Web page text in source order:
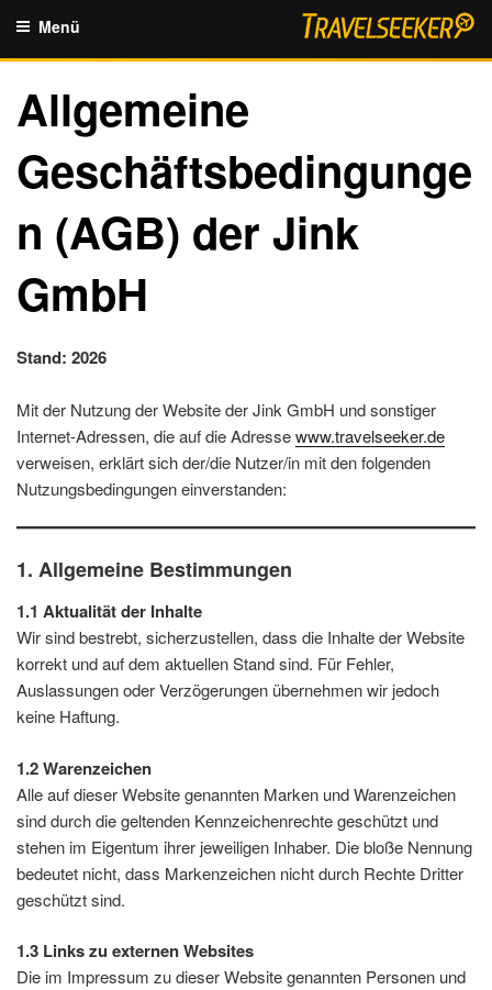
Inhalt
springen
Menü
Allgemeine
Geschäftsbedingunge
n (AGB) der Jink
GmbH
Stand: 2026
Mit der Nutzung der Website der Jink GmbH und sonstiger
Internet-Adressen, die auf die Adressewww.travelseeker.de
verweisen, erklärt sich der/die Nutzer/in mit den folgenden
Nutzungsbedingungen einverstanden:
1. Allgemeine Bestimmungen
1.1 Aktualität der Inhalte
Wir sind bestrebt, sicherzustellen, dass die Inhalte der Website
korrekt und auf dem aktuellen Stand sind. Für Fehler,
Auslassungen oder Verzögerungen übernehmen wir jedoch
keine Haftung.
1.2 Warenzeichen
Alle auf dieser Website genannten Marken und Warenzeichen
sind durch die geltenden Kennzeichenrechte geschützt und
stehen im Eigentum ihrer jeweiligen Inhaber. Die bloße Nennung
bedeutet nicht, dass Markenzeichen nicht durch Rechte Dritter
geschützt sind.
1.3 Links zu externen Websites
Die im Impressum zu dieser Website genannten Personen und